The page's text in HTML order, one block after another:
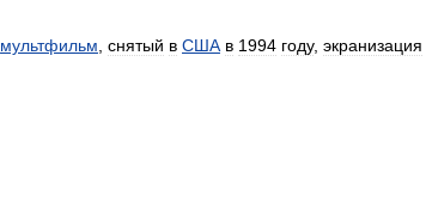
мультфильм снятый в США в 1994 году, экранизация